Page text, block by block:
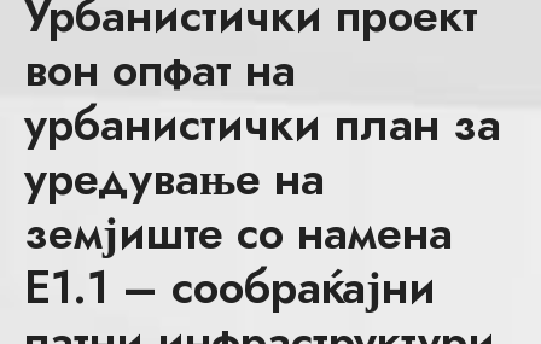
Урбанистички проект
вон опфат на
урбанистички план за
уредување на
земјиште со намена
Е1.1 – сообраќајни